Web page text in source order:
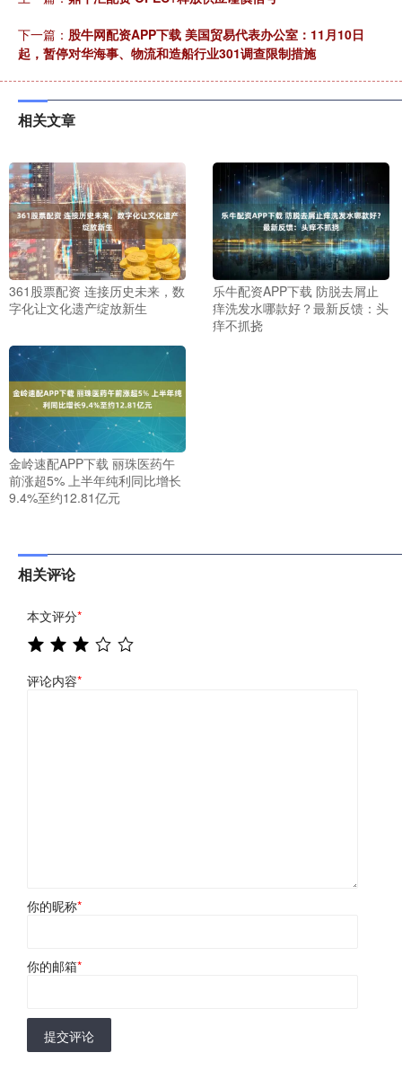
下一篇： 股牛网配资APP下载 美国贸易代表办公室：11月10日
起，暂停对华海事、物流和造船行业301调查限制措施
相关文章
361股票配资 连接历史未来，数
字化让文化遗产绽放新生
乐牛配资APP下载 防脱去屑止
痒洗发水哪款好？最新反馈：头
痒不抓挠
金岭速配APP下载 丽珠医药午
前涨超5% 上半年纯利同比增长
9.4%至约12.81亿元
相关评论
本文评分*
评论内容*
你的昵称*
你的邮箱*
提交评论